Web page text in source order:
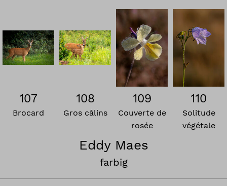
107
Brocard
108
Gros câlins
109
Couverte de
rosée
110
Solitude
végétale
Eddy Maes
farbig